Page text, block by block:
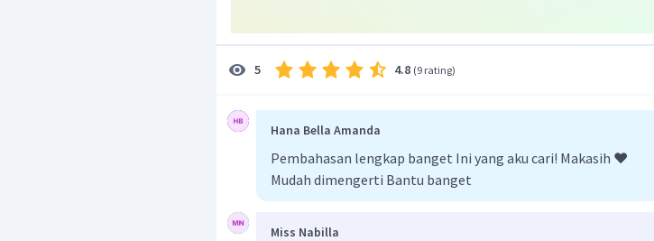
5 4.8 (9 rating)
Hana Bella Amanda
Pembahasan lengkap banget Ini yang aku cari! Makasih ❤️
Mudah dimengerti Bantu banget
Miss Nabilla